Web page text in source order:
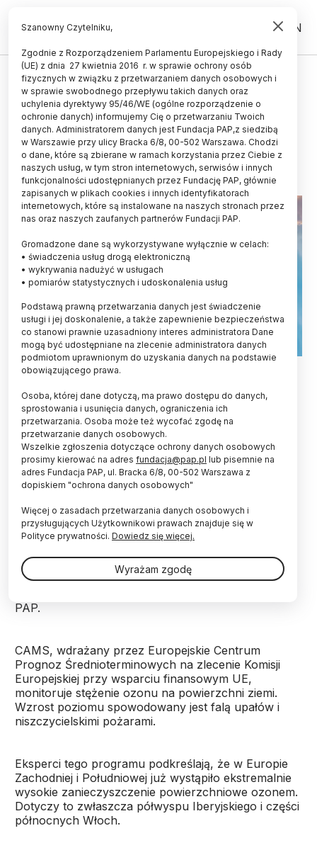
PL EN
ŚWIAT
Naukowcy: w upalnej Europie
rośnie zanieczyszczenie ozonem
21.07.2022
aktualizacja: 21.07.2022
2 minuty czytania
Adobe Stock
Na dużym obszarze Europy wzrasta stężenie
ozonu przy powierzchni ziemi. Przed zjawiskiem,
które wiąże się z wysokimi temperaturami,
ostrzegają eksperci z Copernicus Atmosphere
Monitoring Service. Ozon blisko ziemi jest
zanieczyszczeniem i może szkodzić zdrowiu.
Naukowcy z Copernicus Atmosphere Monitoring
Service (CAMS) ostrzegają przed bardzo wysokim
poziomem zanieczyszczenia ozonem. "W ciągu
spowodowane falą upałów w południowej Europie,
może także dotknąć regiony północno-zachodnie" -
PAP.
CAMS, wdrażany przez Europejskie Centrum
Prognoz Średnioterminowych na zlecenie Komisji
Europejskiej przy wsparciu finansowym UE,
monitoruje stężenie ozonu na powierzchni ziemi.
Wzrost poziomu spowodowany jest falą upałów i
niszczycielskimi pożarami.
Eksperci tego programu podkreślają, że w Europie
Zachodniej i Południowej już wystąpiło ekstremalnie
wysokie zanieczyszczenie powierzchniowe ozonem.
Dotyczy to zwłaszcza półwyspu Iberyjskiego i części
północnych Włoch.
Szanowny Czytelniku,
Zgodnie z Rozporządzeniem Parlamentu Europejskiego i Rady
(UE) z dnia 27 kwietnia 2016 r. w sprawie ochrony osób
fizycznych w związku z przetwarzaniem danych osobowych i
w sprawie swobodnego przepływu takich danych oraz
uchylenia dyrektywy 95/46/WE (ogólne rozporządzenie o
ochronie danych) informujemy Cię o przetwarzaniu Twoich
danych. Administratorem danych jest Fundacja PAP,z siedzibą
w Warszawie przy ulicy Bracka 6/8, 00-502 Warszawa. Chodzi
o dane, które są zbierane w ramach korzystania przez Ciebie z
naszych usług, w tym stron internetowych, serwisów i innych
funkcjonalności udostępnianych przez Fundację PAP, głównie
zapisanych w plikach cookies i innych identyfikatorach
internetowych, które są instalowane na naszych stronach przez
nas oraz naszych zaufanych partnerów Fundacji PAP.
Gromadzone dane są wykorzystywane wyłącznie w celach:
• świadczenia usług drogą elektroniczną
• wykrywania nadużyć w usługach
• pomiarów statystycznych i udoskonalenia usług
Podstawą prawną przetwarzania danych jest świadczenie
usługi i jej doskonalenie, a także zapewnienie bezpieczeństwa
co stanowi prawnie uzasadniony interes administratora Dane
mogą być udostępniane na zlecenie administratora danych
podmiotom uprawnionym do uzyskania danych na podstawie
obowiązującego prawa.
Osoba, której dane dotyczą, ma prawo dostępu do danych,
sprostowania i usunięcia danych, ograniczenia ich
przetwarzania. Osoba może też wycofać zgodę na
przetwarzanie danych osobowych.
Wszelkie zgłoszenia dotyczące ochrony danych osobowych
prosimy kierować na adres fundacja@pap.pl lub pisemnie na
adres Fundacja PAP, ul. Bracka 6/8, 00-502 Warszawa z
dopiskiem "ochrona danych osobowych"
Więcej o zasadach przetwarzania danych osobowych i
przysługujących Użytkownikowi prawach znajduje się w
Polityce prywatności. Dowiedz się więcej.
Wyrażam zgodę